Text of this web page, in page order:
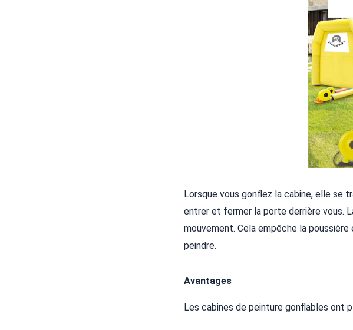
Lorsque vous gonflez la cabine, elle se
entrer et fermer la porte derrière vous.
mouvement. Cela empêche la
peindre.
Avantages
Les cabines de peinture gonflables ont